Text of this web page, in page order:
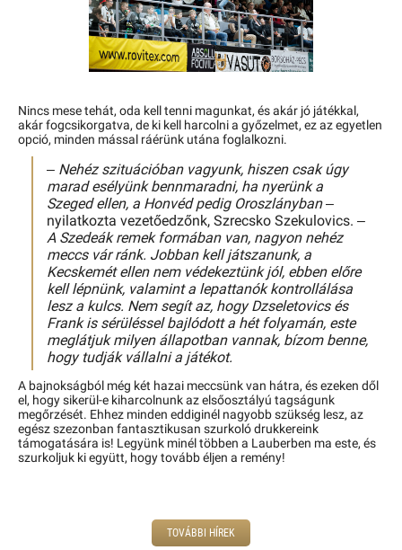
Nincs mese tehát, oda kell tenni magunkat, és akár jó játékkal,
akár fogcsikorgatva, de ki kell harcolni a győzelmet, ez az egyetlen
opció, minden mással ráérünk utána foglalkozni.
– Nehéz szituációban vagyunk, hiszen csak úgy
marad esélyünk bennmaradni, ha nyerünk a
Szeged ellen, a Honvéd pedig Oroszlányban–
nyilatkozta vezetőedzőnk, Szrecsko Szekulovics. –
A Szedeák remek formában van, nagyon nehéz
meccs vár ránk. Jobban kell játszanunk, a
Kecskemét ellen nem védekeztünk jól, ebben előre
kell lépnünk, valamint a lepattanók kontrollálása
lesz a kulcs. Nem segít az, hogy Dzseletovics és
Frank is sérüléssel bajlódott a hét folyamán, este
meglátjuk milyen állapotban vannak, bízom benne,
hogy tudják vállalni a játékot.
A bajnokságból még két hazai meccsünk van hátra, és ezeken dől
el, hogy sikerül-e kiharcolnunk az elsőosztályú tagságunk
megőrzését. Ehhez minden eddiginél nagyobb szükség lesz, az
egész szezonban fantasztikusan szurkoló drukkereink
támogatására is! Legyünk minél többen a Lauberben ma este, és
szurkoljuk ki együtt, hogy tovább éljen a remény!
TOVÁBBI HÍREK